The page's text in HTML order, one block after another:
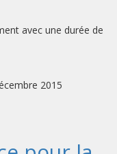
avec une durée de
2015